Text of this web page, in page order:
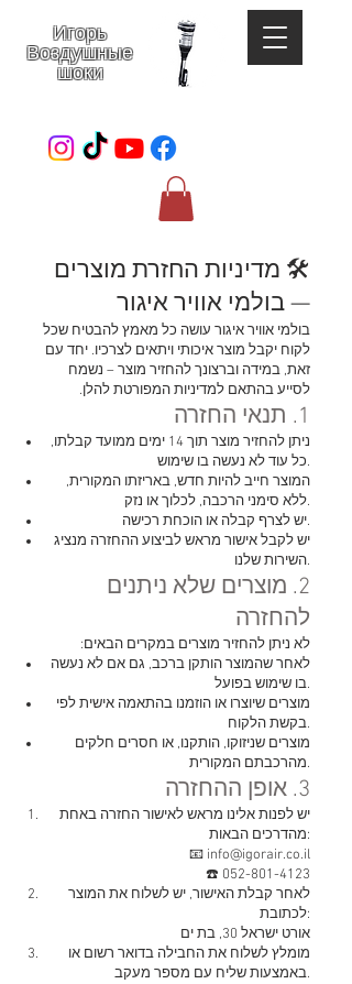
Игорь
Воздушные
шоки
🛠️ מדיניות החזרת מוצרים
— בולמי אוויר איגור
בולמי אוויר איגור עושה כל מאמץ להבטיח שכל
לקוח יקבל מוצר איכותי ויתאים לצרכיו. יחד עם
זאת, במידה וברצונך להחזיר מוצר – נשמח
לסייע בהתאם למדיניות המפורטת להלן.
1. תנאי החזרה
ניתן להחזיר מוצר תוך 14 ימים ממועד קבלתו,
כל עוד לא נעשה בו שימוש.
המוצר חייב להיות חדש, באריזתו המקורית,
ללא סימני הרכבה, לכלוך או נזק.
יש לצרף קבלה או הוכחת רכישה.
יש לקבל אישור מראש לביצוע ההחזרה מנציג
השירות שלנו.
2. מוצרים שלא ניתנים
להחזרה
לא ניתן להחזיר מוצרים במקרים הבאים:
לאחר שהמוצר הותקן ברכב, גם אם לא נעשה
בו שימוש בפועל.
מוצרים שיוצרו או הוזמנו בהתאמה אישית לפי
בקשת הלקוח.
מוצרים שניזוקו, הותקנו, או חסרים חלקים
מהרכבתם המקורית.
3. אופן ההחזרה
יש לפנות אלינו מראש לאישור החזרה באחת
מהדרכים הבאות:
📧 info@igorair.co.il
☎️ 052-801-4123
לאחר קבלת האישור, יש לשלוח את המוצר
לכתובת:
אורט ישראל 30, בת ים
מומלץ לשלוח את החבילה בדואר רשום או
באמצעות שליח עם מספר מעקב.